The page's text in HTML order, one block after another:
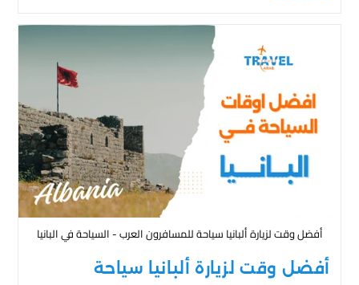
أفضل وقت لزيارة ألبانيا سياحة للمسافرون العرب - السياحة في البانيا
أفضل وقت لزيارة ألبانيا سياحة